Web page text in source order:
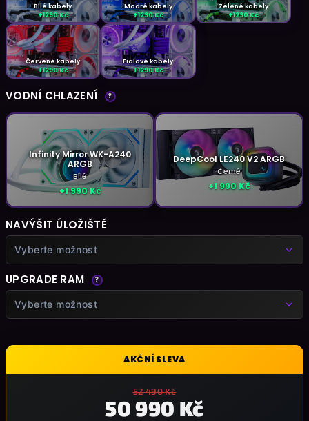
Bílé kabely
+1290 Kč
Modré kabely
+1290 Kč
Zelené kabely
+1290 Kč
Červené kabely
+1290 Kč
Fialové kabely
+1290 Kč
VODNÍ CHLAZENÍ ?
Infinity Mirror WK-A240
ARGB
Bílé
+1 990 Kč
DeepCool LE240 V2 ARGB
Černé
+1 990 Kč
NAVÝŠIT ÚLOŽIŠTĚ
Vyberte možnost
UPGRADE RAM ?
Vyberte možnost
52 490 Kč
50 990 Kč
AKČNÍ SLEVA